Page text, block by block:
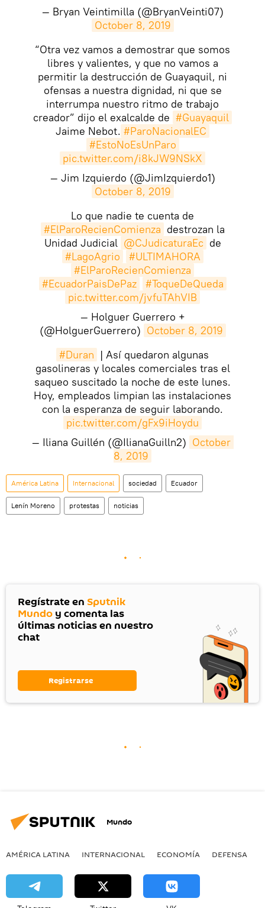
— Bryan Veintimilla (@BryanVeinti07)
October 8, 2019
“Otra vez vamos a demostrar que somos
libres y valientes, y que no vamos a
permitir la destrucción de Guayaquil, ni
ofensas a nuestra dignidad, ni que se
interrumpa nuestro ritmo de trabajo
creador” dijo el exalcalde de #Guayaquil
Jaime Nebot. #ParoNacionalEC
#EstoNoEsUnParo
pic.twitter.com/i8kJW9NSkX
— Jim Izquierdo (@JimIzquierdo1)
October 8, 2019
Lo que nadie te cuenta de
#ElParoRecienComienza destrozan la
Unidad Judicial @CJudicaturaEc de
#LagoAgrio
#ULTIMAHORA
#ElParoRecienComienza
#EcuadorPaisDePaz
#ToqueDeQueda
pic.twitter.com/jvfuTAhVIB
— Holguer Guerrero +
(@HolguerGuerrero) October 8, 2019
#Duran | Así quedaron algunas
gasolineras y locales comerciales tras el
saqueo suscitado la noche de este lunes.
Hoy, empleados limpian las instalaciones
con la esperanza de seguir laborando.
pic.twitter.com/gFx9iHoydu
— Iliana Guillén (@IlianaGuilln2) October
8, 2019
América Latina Internacional sociedad Ecuador
Lenín Moreno protestas noticias
Regístrate en Sputnik
Mundo y comenta las
últimas noticias en nuestro
chat
Registrarse
Mundo
AMÉRICA LATINA INTERNACIONAL ECONOMÍA DEFENSA